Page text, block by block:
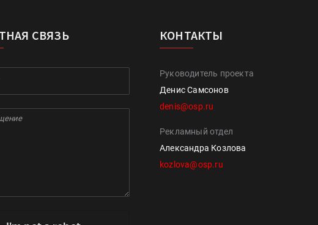
СВЯЗЬ КОНТАКТЫ
Руководитель проекта
Денис Самсонов
denis@osp.ru
Рекламный отдел
Александра Козлова
kozlova@osp.ru